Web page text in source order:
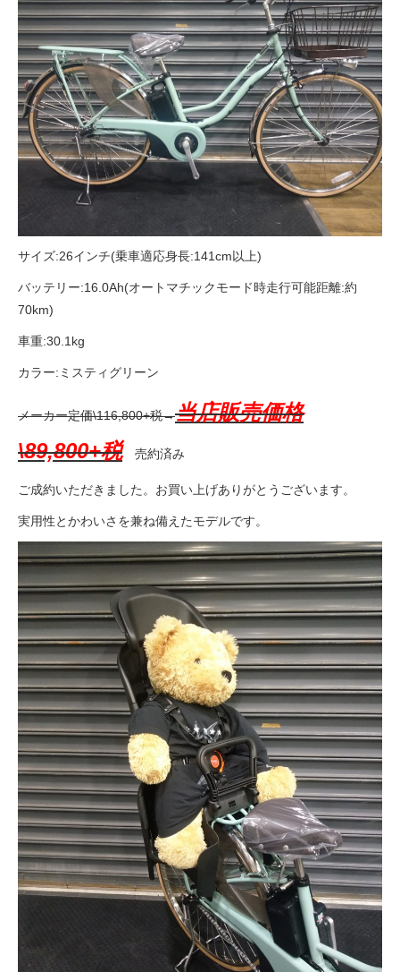
サイズ:26インチ(乗車適応身長:141cm以上)
バッテリー:16.0Ah(オートマチックモード時走行可能距離:約
70km)
車重:30.1kg
カラー:ミスティグリーン
メーカー定価\116,800+税→当店販売価格
\89,800+税売約済み
ご成約いただきました。お買い上げありがとうございます。
実用性とかわいさを兼ね備えたモデルです。